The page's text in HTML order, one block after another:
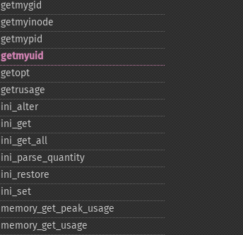
getmygid
getmyinode
getmypid
getmyuid
getopt
getrusage
ini_​alter
ini_​get
ini_​get_​all
ini_​parse_​quantity
ini_​restore
ini_​set
memory_​get_​peak_​usage
memory_​get_​usage